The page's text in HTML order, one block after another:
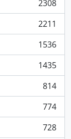
2308
2211
1536
1435
814
774
728